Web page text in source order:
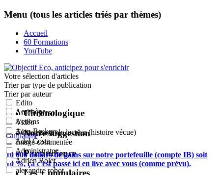
Menu (tous les articles triés par thèmes)
Accueil
60 Formations
YouTube
Votre sélection d'articles
Trier par type de publication
Edito
Article perso
Vidéo
Témoignage de lecteur (histoire vécue)
Image commentée
Trier par auteur
Acrithène
Actions
Actu-Brokers
Adel Costa
Administrator
Adrien Bolet
alexandre robot
Chronologique
Notre suggestion
Par audience
Guillaume:
10 000 dollars de gains sur notre portefeuille (compte IB) soit
10 %, ça c'est passé ici en live avec vous (comme prévu).